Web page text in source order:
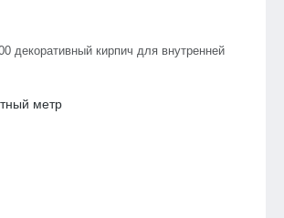
декоративный кирпич для внутренней
метр